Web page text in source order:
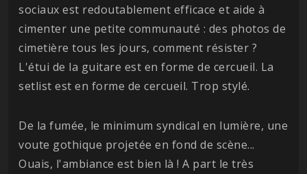
sociaux est redoutablement efficace et aide à
cimenter une petite communauté : des photos de
cimetière tous les jours, comment résister ?
L'étui de la guitare est en forme de cercueil. La
setlist est en forme de cercueil. Trop stylé.
De la fumée, le minimum syndical en lumière, une
voute gothique projetée en fond de scène...
Ouais, l'ambiance est bien là ! A part le très